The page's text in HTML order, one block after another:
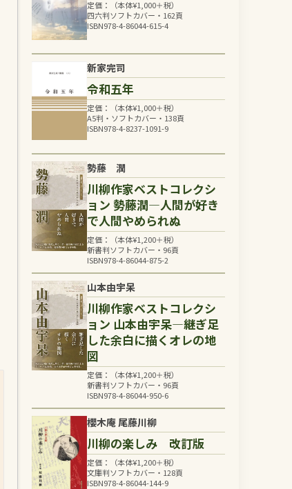
定価：（本体¥1,000＋税）
四六判ソフトカバー・162頁
ISBN978-4-86044-615-4
新家完司
令和五年
定価：（本体¥1,000＋税）
A5判・ソフトカバー・138頁
ISBN978-4-8237-1091-9
勢藤 潤
川柳作家ベストコレクシ
ョン 勢藤潤―人間が好き
で人間やめられぬ
定価：（本体¥1,200＋税）
新書判ソフトカバー・96頁
ISBN978-4-86044-875-2
山本由宇呆
川柳作家ベストコレクシ
ョン 山本由宇呆―継ぎ足
した余白に描くオレの地
図
定価：（本体¥1,200＋税）
新書判ソフトカバー・96頁
ISBN978-4-86044-950-6
櫻木庵 尾藤川柳
川柳の楽しみ 改訂版
定価：（本体¥1,200＋税）
文庫判ソフトカバー・128頁
ISBN978-4-86044-144-9